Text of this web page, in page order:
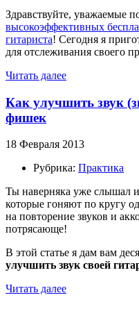
Здравствуйте, уважаемые
высокоэффективных
гитариста! Сегодня я
для отслеживания своего
Читать далее
Как улучшить звук
фишек
18 Февраля 2013
Рубрика: Практика
Ты наверняка уже слышал
которые гоняют по кругу
на повторение звуков и
потрясающе!
В этой статье я дам вам
улучшить звук своей
Читать далее